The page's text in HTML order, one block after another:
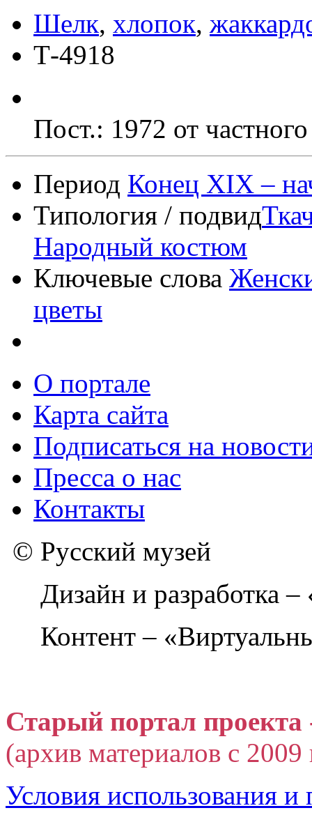
Шелк, хлопок,
Т-4918
Пост.: 1972 от
Период Конец XIX –
Типология / подвид
Народный костюм
Ключевые слова
цветы
О портале
Карта сайта
Подписаться на
Пресса о нас
Контакты
© Русский музей
Дизайн и разработка
Контент –
Старый портал
(архив материалов с
Условия использования